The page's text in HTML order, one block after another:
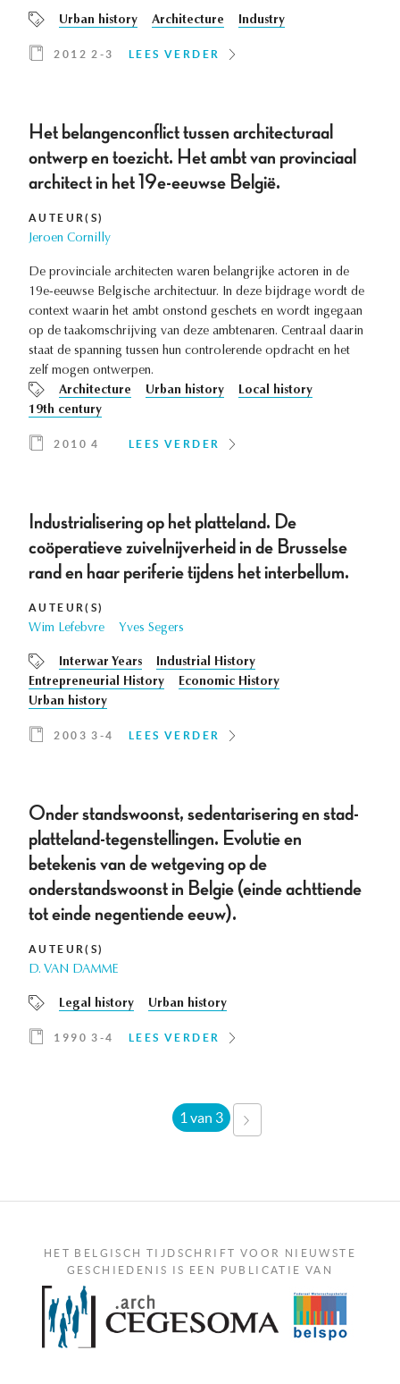
Urban history Architecture Industry
2012 2-3 LEES VERDER
Het belangenconflict tussen architecturaal
ontwerp en toezicht. Het ambt van provinciaal
architect in het 19e-eeuwse België.
AUTEUR(S)
Jeroen Cornilly
De provinciale architecten waren belangrijke actoren in de
19e-eeuwse Belgische architectuur. In deze bijdrage wordt de
context waarin het ambt onstond geschets en wordt ingegaan
op de taakomschrijving van deze ambtenaren. Centraal daarin
staat de spanning tussen hun controlerende opdracht en het
zelf mogen ontwerpen.
Architecture
Urban history
Local history
19th century
2010 4 LEES VERDER
Industrialisering op het platteland. De
coöperatieve zuivelnijverheid in de Brusselse
rand en haar periferie tijdens het interbellum.
AUTEUR(S)
Wim Lefebvre Yves Segers
Interwar Years
Industrial History
Entrepreneurial History
Economic History
Urban history
2003 3-4 LEES VERDER
Onder standswoonst, sedentarisering en stad-
platteland-tegenstellingen. Evolutie en
betekenis van de wetgeving op de
onderstandswoonst in Belgie (einde achttiende
tot einde negentiende eeuw).
AUTEUR(S)
D. VAN DAMME
Legal history Urban history
1990 3-4 LEES VERDER
1 van 3
HET BELGISCH TIJDSCHRIFT VOOR NIEUWSTE
GESCHIEDENIS IS EEN PUBLICATIE VAN